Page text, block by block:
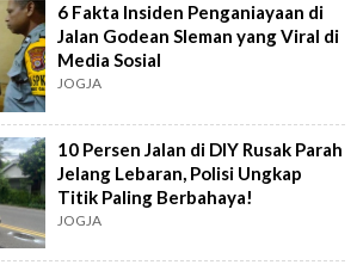
6 Fakta Insiden Penganiayaan di
Jalan Godean Sleman yang Viral di
Media Sosial
JOGJA
10 Persen Jalan di DIY Rusak Parah
Jelang Lebaran, Polisi Ungkap
Titik Paling Berbahaya!
JOGJA